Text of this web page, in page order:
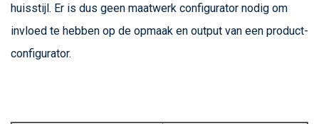
huisstijl. Er is dus geen maatwerk configurator nodig om
invloed te hebben op de opmaak en output van een product-
configurator.